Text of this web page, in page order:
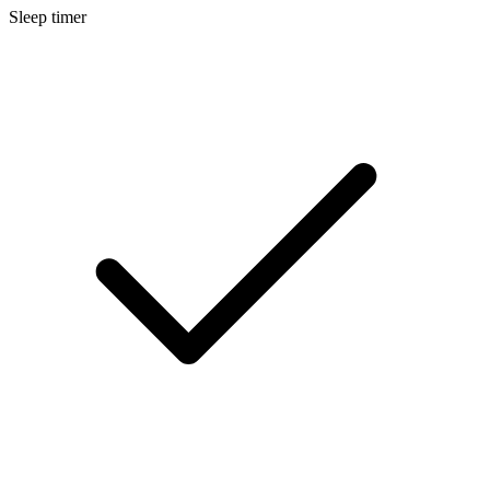
Sleep timer